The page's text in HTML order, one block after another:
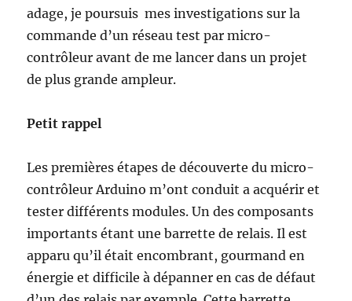
adage, je poursuis mes investigations sur la
commande d’un réseau test par micro-
contrôleur avant de me lancer dans un projet
de plus grande ampleur.
Petit rappel
Les premières étapes de découverte du micro-
contrôleur Arduino m’ont conduit a acquérir et
tester différents modules. Un des composants
importants étant une barrette de relais. Il est
apparu qu’il était encombrant, gourmand en
énergie et difficile à dépanner en cas de défaut